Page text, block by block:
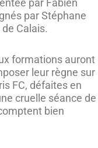
par Stéphane
Calais.
formations auront
leur règne sur
FC, défaites en
cruelle séance de
bien